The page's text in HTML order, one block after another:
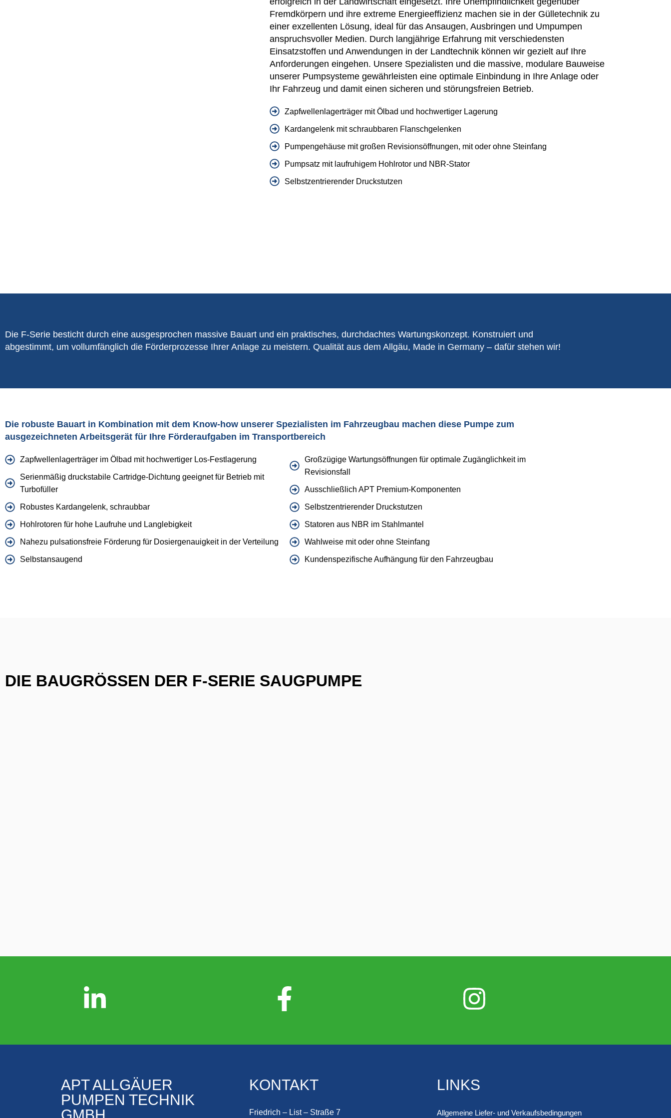
Fremdkörpern und ihre extreme Energieeffizienz machen sie in der Gülletechnik zu
einer exzellenten Lösung, ideal für das Ansaugen, Ausbringen und Umpumpen
anspruchsvoller Medien. Durch langjährige Erfahrung mit verschiedensten
Einsatzstoffen und Anwendungen in der Landtechnik können wir gezielt auf Ihre
Anforderungen eingehen. Unsere Spezialisten und die massive, modulare Bauweise
unserer Pumpsysteme gewährleisten eine optimale Einbindung in Ihre Anlage oder
Ihr Fahrzeug und damit einen sicheren und störungsfreien Betrieb.
Zapfwellenlagerträger mit Ölbad und hochwertiger Lagerung
Kardangelenk mit schraubbaren Flanschgelenken
Pumpengehäuse mit großen Revisionsöffnungen, mit oder ohne Steinfang
Pumpsatz mit laufruhigem Hohlrotor und NBR-Stator
Selbstzentrierender Druckstutzen
Die F-Serie besticht durch eine ausgesprochen massive Bauart und ein praktisches, durchdachtes Wartungskonzept. Konstruiert und
abgestimmt, um vollumfänglich die Förderprozesse Ihrer Anlage zu meistern. Qualität aus dem Allgäu, Made in Germany – dafür stehen wir!
Die robuste Bauart in Kombination mit dem Know-how unserer Spezialisten im Fahrzeugbau machen diese Pumpe zum
ausgezeichneten Arbeitsgerät für Ihre Förderaufgaben im Transportbereich
Zapfwellenlagerträger im Ölbad mit hochwertiger Los-Festlagerung
Serienmäßig druckstabile Cartridge-Dichtung geeignet für Betrieb mit
Turbofüller
Robustes Kardangelenk, schraubbar
Hohlrotoren für hohe Laufruhe und Langlebigkeit
Nahezu pulsationsfreie Förderung für Dosiergenauigkeit in der Verteilung
Selbstansaugend
Großzügige Wartungsöffnungen für optimale Zugänglichkeit im
Revisionsfall
Ausschließlich APT Premium-Komponenten
Selbstzentrierender Druckstutzen
Statoren aus NBR im Stahlmantel
Wahlweise mit oder ohne Steinfang
Kundenspezifische Aufhängung für den Fahrzeugbau
DIE BAUGRÖSSEN DER F-SERIE SAUGPUMPE
APT ALLGÄUER
PUMPEN TECHNIK
KONTAKT
Friedrich – List – Straße 7
LINKS
Allgemeine Liefer- und Verkaufsbedingungen